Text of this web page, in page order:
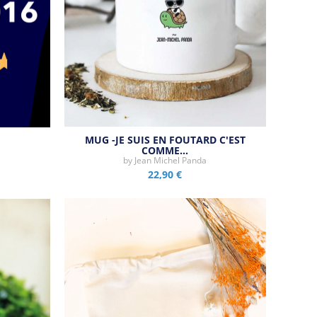
Aperçu rapide
MUG -JE SUIS EN FOUTARD C'EST
COMME…
by Jean Michel Panda
22,90 €